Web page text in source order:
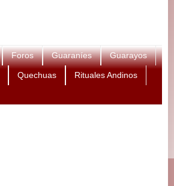
Foros Guaraníes Guarayos
Quechuas Rituales Andinos